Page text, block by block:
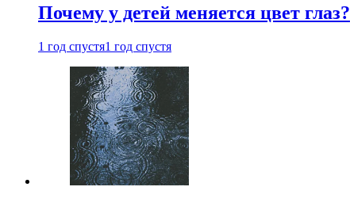
Почему у детей меняется цвет глаз?
1 год спустя1 год спустя